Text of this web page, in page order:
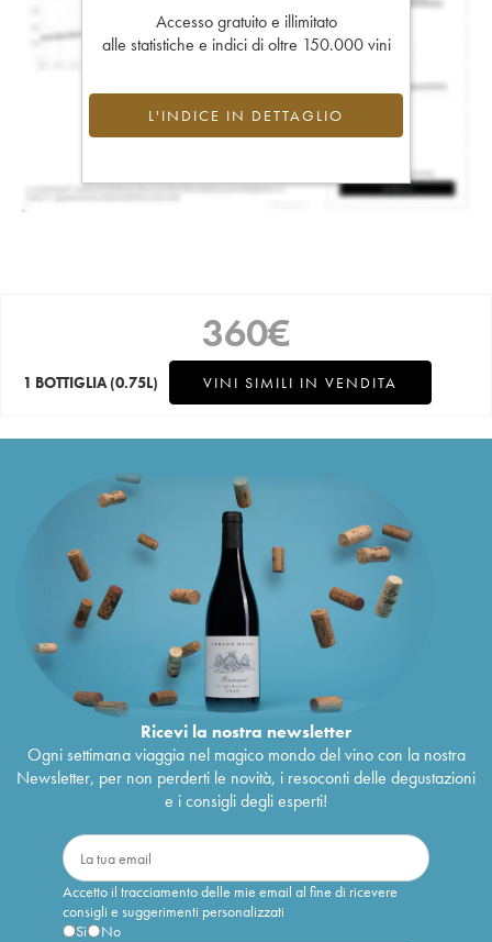
Accesso gratuito e illimitato
alle statistiche e indici di oltre 150.000 vini
L'INDICE IN DETTAGLIO
360€
1 BOTTIGLIA (0.75L) VINI SIMILI IN VENDITA
Ricevi la nostra newsletter
Ogni settimana viaggia nel magico mondo del vino con la nostra
Newsletter, per non perderti le novità, i resoconti delle degustazioni
e i consigli degli esperti!
Accetto il tracciamento delle mie email al fine di ricevere
consigli e suggerimenti personalizzati
Sì
No